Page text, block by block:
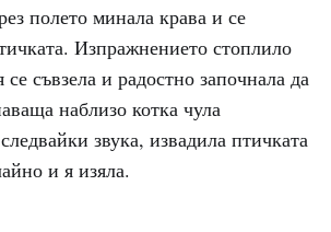
полето минала крава и се
Изпражнението стоплило
се съвзела и радостно започнала да
наблизо котка чула
звука, извадила птичката
и я изяла.